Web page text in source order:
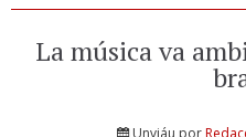
La música va
Unviáu por